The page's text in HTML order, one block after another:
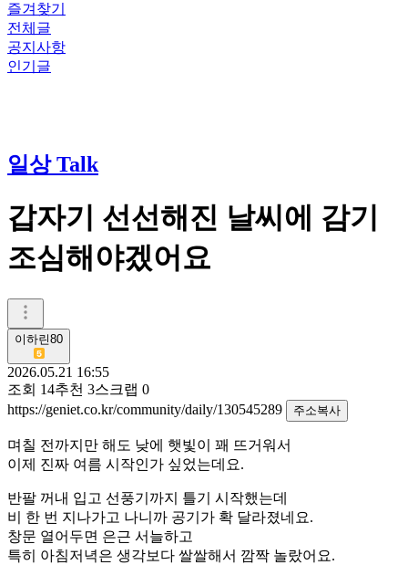
즐겨찾기
전체글
공지사항
인기글
일상 Talk
갑자기 선선해진 날씨에 감기
조심해야겠어요
이하린80
2026.05.21 16:55
조회 14추천 3스크랩 0
https://geniet.co.kr/community/daily/130545289
주소복사
며칠 전까지만 해도 낮에 햇빛이 꽤 뜨거워서
이제 진짜 여름 시작인가 싶었는데요.
반팔 꺼내 입고 선풍기까지 틀기 시작했는데
비 한 번 지나가고 나니까 공기가 확 달라졌네요.
창문 열어두면 은근 서늘하고
특히 아침저녁은 생각보다 쌀쌀해서 깜짝 놀랐어요.